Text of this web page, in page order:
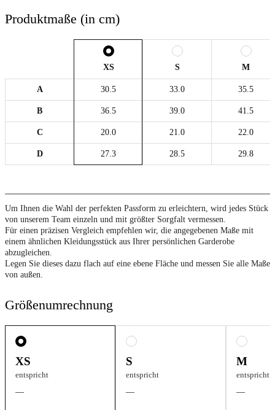
Produktmaße (in cm)
XS S M
A 30.5 33.0 35.5
B 36.5 39.0 41.5
C 20.0 21.0 22.0
D 27.3 28.5 29.8
Um Ihnen die Wahl der perfekten Passform zu erleichtern, wird jedes Stück
von unserem Team einzeln und mit größter Sorgfalt vermessen.
Für einen präzisen Vergleich empfehlen wir, die angegebenen Maße mit
einem ähnlichen Kleidungsstück aus Ihrer persönlichen Garderobe
abzugleichen.
Legen Sie dieses dazu flach auf eine ebene Fläche und messen Sie alle Maße
von außen.
Größenumrechnung
XS
entspricht
—
S
entspricht
—
M
entspricht
—